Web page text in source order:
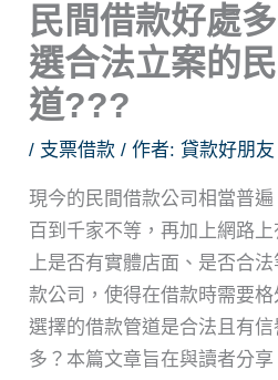
民間借款好處
選合法立案的
道???
/ 支票借款 / 作者:貸款好朋
現今的民間借款公司相當普
百到千家不等，再加上網路
上是否有實體店面、是否合
款公司，使得在借款時需要
選擇的借款管道是合法且有
多？本篇文章旨在與讀者分